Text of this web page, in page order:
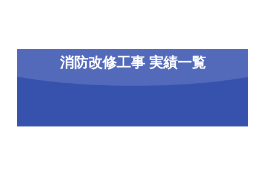
消防改修工事 実績一覧